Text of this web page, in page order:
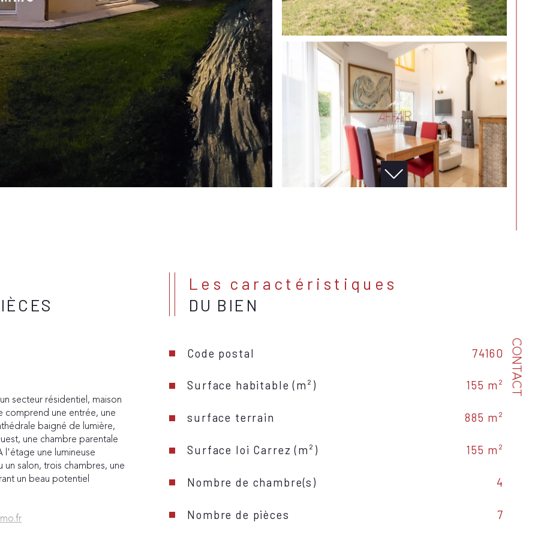
CONTACT
secteur résidentiel, maison
comprend une entrée, une
baigné de lumière,
une chambre parentale
l'étage une lumineuse
un salon, trois chambres, une
un beau potentiel
Les caractéristiques
DU BIEN
Code postal 74160
Surface habitable (m²) 155 m²
surface terrain 885 m²
Surface loi Carrez (m²) 155 m²
Nombre de chambre(s) 4
Nombre de pièces 7